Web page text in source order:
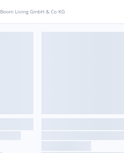
Boom Living GmbH & Co KG